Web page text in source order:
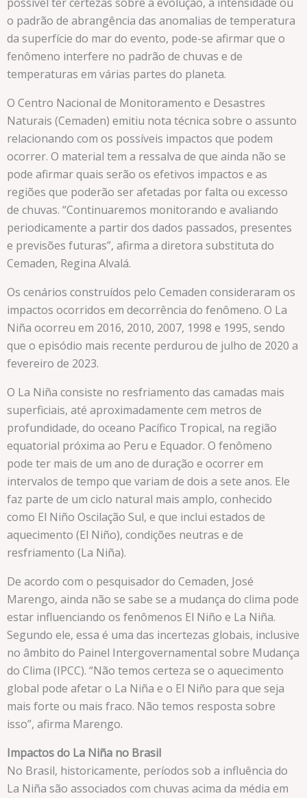
o padrão de abrangência das anomalias de temperatura
da superfície do mar do evento, pode-se afirmar que o
fenômeno interfere no padrão de chuvas e de
temperaturas em várias partes do planeta.
O Centro Nacional de Monitoramento e Desastres
Naturais (Cemaden) emitiu nota técnica sobre o assunto
relacionando com os possíveis impactos que podem
ocorrer. O material tem a ressalva de que ainda não se
pode afirmar quais serão os efetivos impactos e as
regiões que poderão ser afetadas por falta ou excesso
de chuvas. “Continuaremos monitorando e avaliando
periodicamente a partir dos dados passados, presentes
e previsões futuras”, afirma a diretora substituta do
Cemaden, Regina Alvalá.
Os cenários construídos pelo Cemaden consideraram os
impactos ocorridos em decorrência do fenômeno. O La
Niña ocorreu em 2016, 2010, 2007, 1998 e 1995, sendo
que o episódio mais recente perdurou de julho de 2020 a
fevereiro de 2023.
O La Niña consiste no resfriamento das camadas mais
superficiais, até aproximadamente cem metros de
profundidade, do oceano Pacífico Tropical, na região
equatorial próxima ao Peru e Equador. O fenômeno
pode ter mais de um ano de duração e ocorrer em
intervalos de tempo que variam de dois a sete anos. Ele
faz parte de um ciclo natural mais amplo, conhecido
como El Niño Oscilação Sul, e que inclui estados de
aquecimento (El Niño), condições neutras e de
resfriamento (La Niña).
De acordo com o pesquisador do Cemaden, José
Marengo, ainda não se sabe se a mudança do clima pode
estar influenciando os fenômenos El Niño e La Niña.
Segundo ele, essa é uma das incertezas globais, inclusive
no âmbito do Painel Intergovernamental sobre Mudança
do Clima (IPCC). “Não temos certeza se o aquecimento
global pode afetar o La Niña e o El Niño para que seja
mais forte ou mais fraco. Não temos resposta sobre
isso”, afirma Marengo.
Impactos do La Niña no Brasil
No Brasil, historicamente, períodos sob a influência do
La Niña são associados com chuvas acima da média em